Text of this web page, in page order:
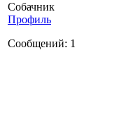
Собачник
Профиль
Сообщений: 1